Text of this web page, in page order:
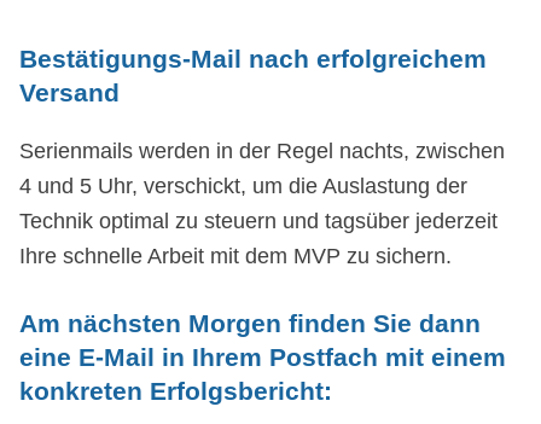
Bestätigungs-Mail nach erfolgreichem
Versand
Serienmails werden in der Regel nachts, zwischen
4 und 5 Uhr, verschickt, um die Auslastung der
Technik optimal zu steuern und tagsüber jederzeit
Ihre schnelle Arbeit mit dem MVP zu sichern.
Am nächsten Morgen finden Sie dann
eine E-Mail in Ihrem Postfach mit einem
konkreten Erfolgsbericht: